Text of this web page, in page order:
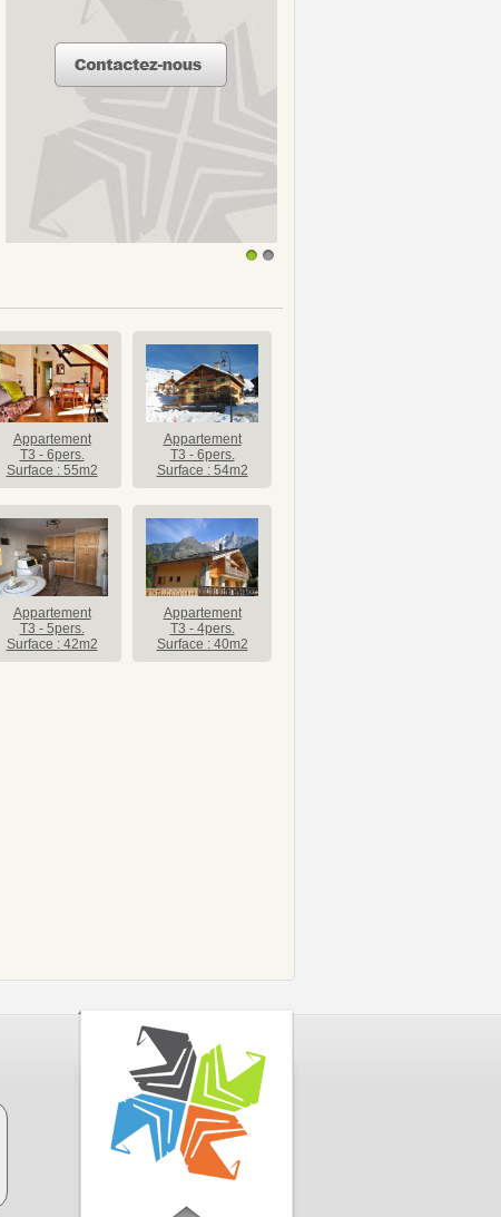
Appartement
T3 - 6pers.
Surface : 55m2
Appartement
T3 - 6pers.
Surface : 54m2
Appartement
T3 - 5pers.
Surface : 42m2
Appartement
T3 - 4pers.
Surface : 40m2